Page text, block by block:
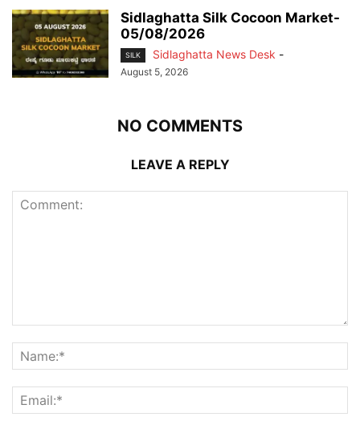
Sidlaghatta Silk Cocoon Market-
05/08/2026
SILK Sidlaghatta News Desk -
August 5, 2026
NO COMMENTS
LEAVE A REPLY